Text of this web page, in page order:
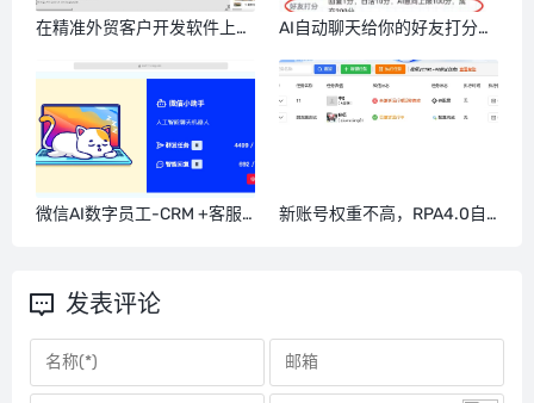
在精准外贸客户开发软件上，
AI自动聊天给你的好友打分，
好友-微信数字员工
微信AI数字员工-CRM +客服
新账号权重不高，RPA4.0自
发表评论